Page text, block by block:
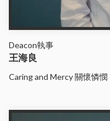
Deacon執事
王海良
Caring and Mercy 關懷憐